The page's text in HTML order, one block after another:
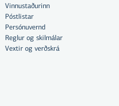
allar“
á vefkökum
vefsins,
við
Vinnustaðurinn
Póstlistar
Persónuvernd
Reglur og skilmálar
Vextir og verðskrá